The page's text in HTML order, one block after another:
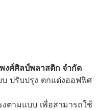
งศ์ศิลป์พลาสติก จำกัด
บ ปรับปรุง ตกแต่งออฟฟิศ
ตามแบบ เพื่อสามารถใช้